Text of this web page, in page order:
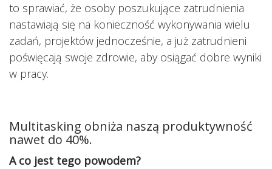
to sprawiać, że osoby poszukujące zatrudnienia
nastawiają się na konieczność wykonywania wielu
zadań, projektów jednocześnie, a już zatrudnieni
poświęcają swoje zdrowie, aby osiągać dobre wyniki
w pracy.
Multitasking obniża naszą produktywność
nawet do 40%.
A co jest tego powodem?